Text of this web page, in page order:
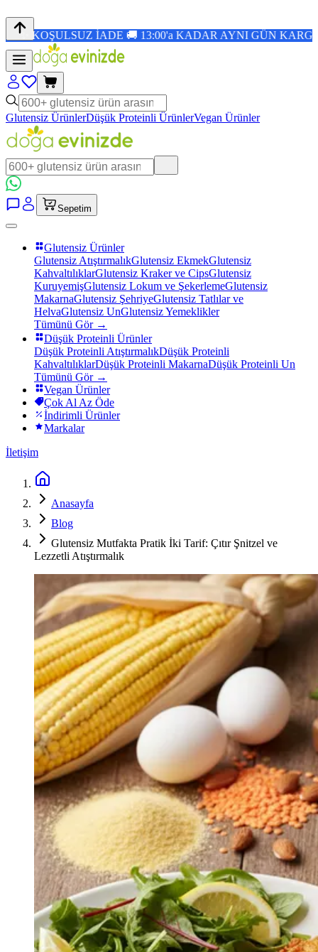
İADE 🚚 13:00'a KADAR AYNI GÜN KARGO 🎉 1.500 TL
Glutensiz ÜrünlerDüşük Proteinli ÜrünlerVegan Ürünler
Sepetim
Glutensiz Ürünler
Glutensiz AtıştırmalıkGlutensiz EkmekGlutensiz
KahvaltılıklarGlutensiz Kraker ve CipsGlutensiz
KuruyemişGlutensiz Lokum ve ŞekerlemeGlutensiz
MakarnaGlutensiz ŞehriyeGlutensiz Tatlılar ve
HelvaGlutensiz UnGlutensiz Yemeklikler
Tümünü Gör →
Düşük Proteinli Ürünler
Düşük Proteinli AtıştırmalıkDüşük Proteinli
KahvaltılıklarDüşük Proteinli MakarnaDüşük Proteinli Un
Tümünü Gör →
Vegan Ürünler
Çok Al Az Öde
İndirimli Ürünler
Markalar
İletişim
Anasayfa
Blog
Glutensiz Mutfakta Pratik İki Tarif: Çıtır Şnitzel ve
Lezzetli Atıştırmalık